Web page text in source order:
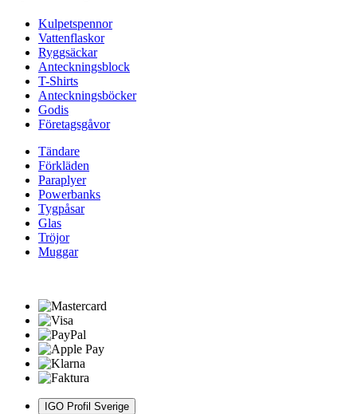
Kulpetspennor
Vattenflaskor
Ryggsäckar
Anteckningsblock
T-Shirts
Anteckningsböcker
Godis
Företagsgåvor
Tändare
Förkläden
Paraplyer
Powerbanks
Tygpåsar
Glas
Tröjor
Muggar
IGO Profil Sverige